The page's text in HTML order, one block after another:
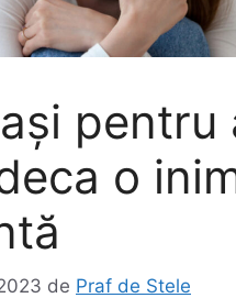
pentru
o
de Praf de Stele